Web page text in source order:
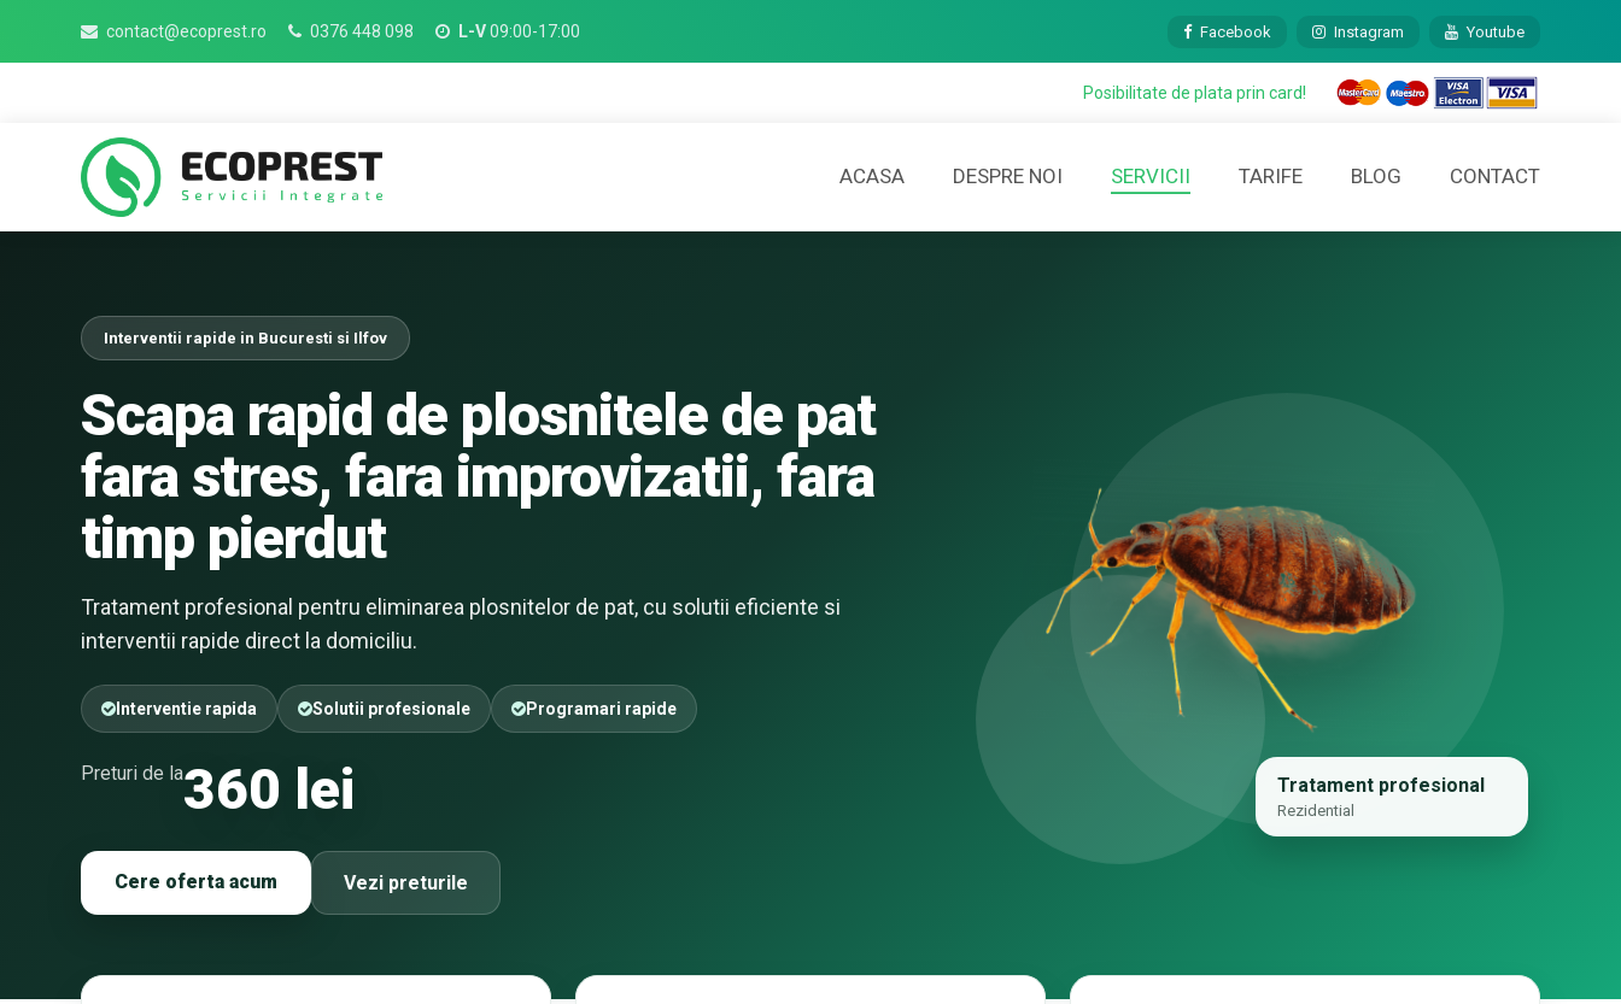
contact@ecoprest.ro 0376 448 098 L-V09:00-17:00 Facebook Instagram Youtube
Posibilitate de plata prin card!
ACASA
DESPRE NOI
TARIFE BLOG CONTACT
Interventii rapide in Bucuresti si Ilfov
Scapa rapid de plosnitele de pat
fara stres, fara improvizatii, fara
timp pierdut
Tratament profesional pentru eliminarea plosnitelor de pat, cu solutii eficiente si
interventii rapide direct la domiciliu.
Interventie rapida Solutii profesionale Programari rapide
Preturi de la360 lei
Cere oferta acum Vezi preturile
Tratament profesional
Rezidential